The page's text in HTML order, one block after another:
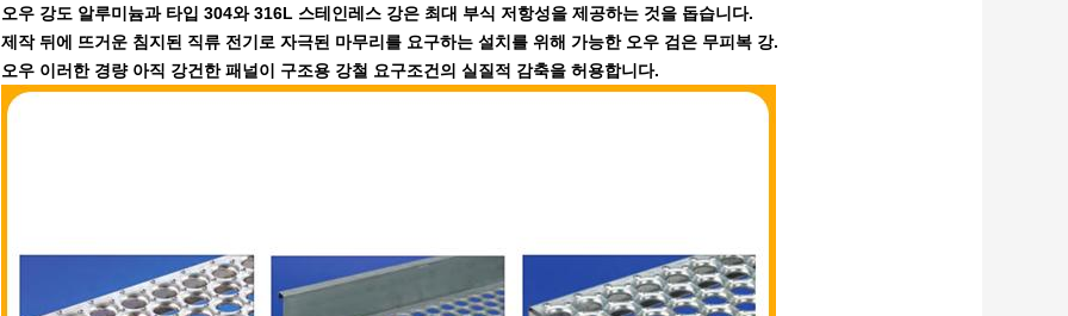
오우 강도 알루미늄과 타입 304와 316L 스테인레스 강은 최대 부식 저항성을 제공하는 것을 돕습니다.
제작 뒤에 뜨거운 침지된 직류 전기로 자극된 마무리를 요구하는 설치를 위해 가능한 오우 검은 무피복 강.
오우 이러한 경량 아직 강건한 패널이 구조용 강철 요구조건의 실질적 감축을 허용합니다.